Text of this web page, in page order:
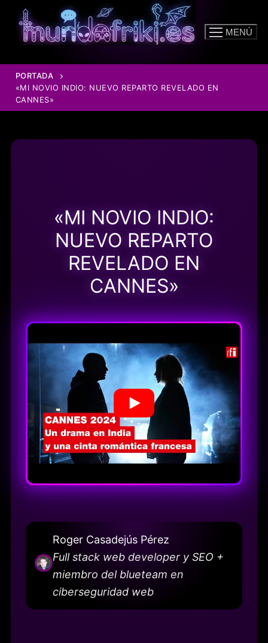
contenido
MENÚ
PORTADA
«MI NOVIO INDIO: NUEVO REPARTO REVELADO EN
CANNES»
«MI NOVIO INDIO:
NUEVO REPARTO
REVELADO EN
CANNES»
Roger Casadejús Pérez
Full stack web developer y SEO +
miembro del blueteam en
ciberseguridad web